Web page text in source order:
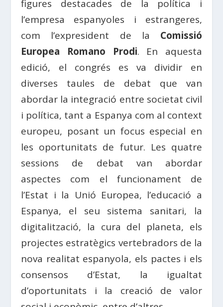
figures destacades de la política i
l’empresa espanyoles i estrangeres,
com l’expresident de la Comissió
Europea Romano Prodi. En aquesta
edició, el congrés es va dividir en
diverses taules de debat que van
abordar la integració entre societat civil
i política, tant a Espanya com al context
europeu, posant un focus especial en
les oportunitats de futur. Les quatre
sessions de debat van abordar
aspectes com el funcionament de
l’Estat i la Unió Europea, l’educació a
Espanya, el seu sistema sanitari, la
digitalització, la cura del planeta, els
projectes estratègics vertebradors de la
nova realitat espanyola, els pactes i els
consensos d’Estat, la igualtat
d’oportunitats i la creació de valor